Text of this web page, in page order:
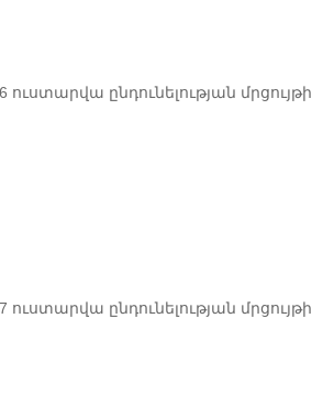
ուստարվա ընդունելության մրցույթի
ուստարվա ընդունելության մրցույթի